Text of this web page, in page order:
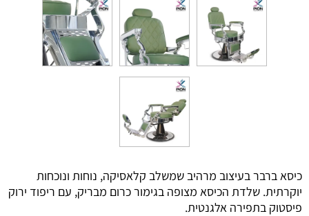
כיסא ברבר בעיצוב מרהיב שמשלב קלאסיקה, נוחות ונוכחות
יוקרתית. שלדת הכיסא מצופה בגימור כרום מבריק, עם ריפוד ירוק
פיסטוק בתפירה אלגנטית.